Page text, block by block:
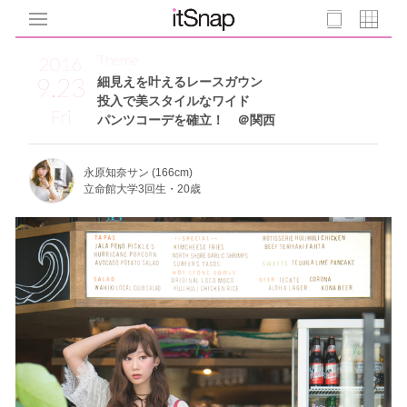
2016
9.23
Fri
細見えを叶えるレースガウン
投入で美スタイルなワイド
パンツコーデを確立！ ＠関西
Theme
永原知奈サン (166cm)
立命館大学3回生・20歳